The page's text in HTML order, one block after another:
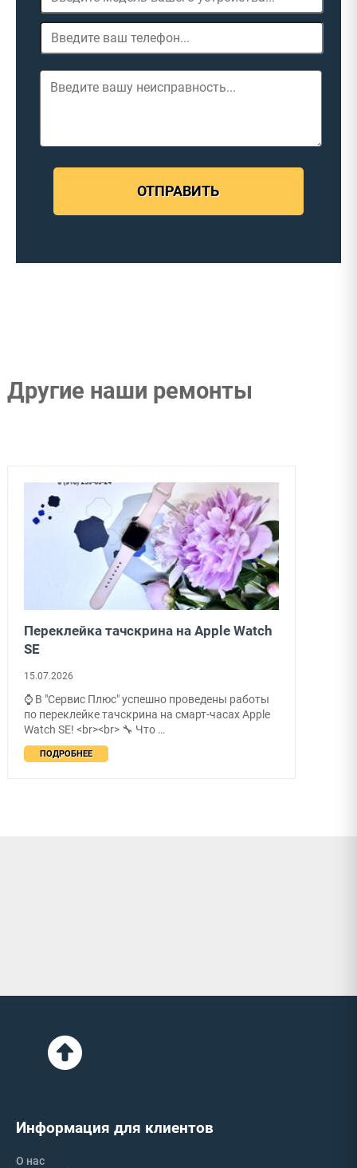
ОТПРАВИТЬ
Другие наши ремонты
Переклейка тачскрина на Apple Watch
SE
15.07.2026
⌚ В "Сервис Плюс" успешно проведены работы
по переклейке тачскрина на смарт-часах Apple
Watch SE! <br><br> 🔧 Что …
ПОДРОБНЕЕ
Информация для клиентов
О нас